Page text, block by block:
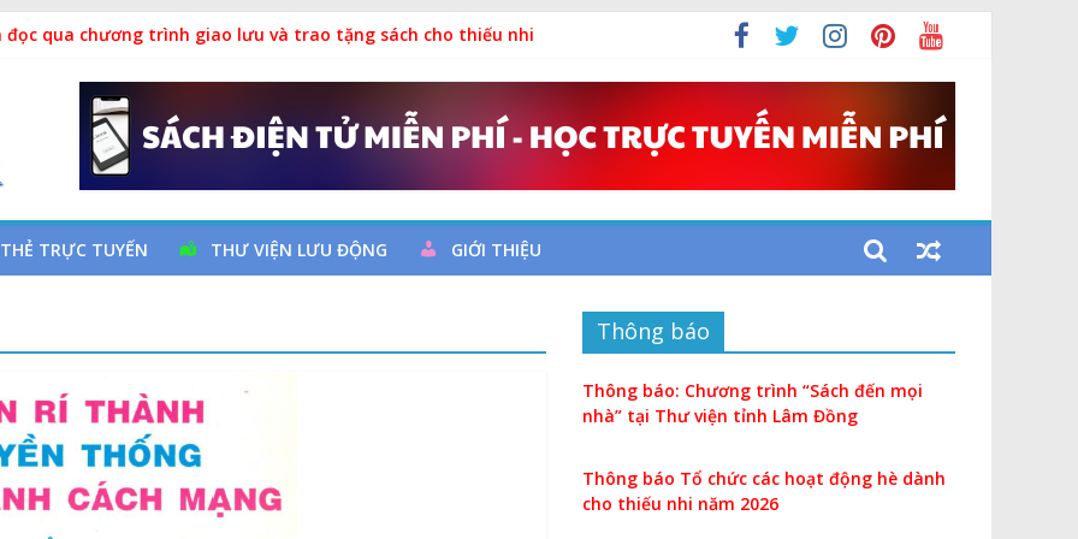
đọc qua chương trình giao lưu và trao tặng sách cho thiếu nhi
cơ đột quỵ não và dự phòng
TRỰC TUYẾN THƯ VIỆN LƯU ĐỘNG GIỚI THIỆU
Thông báo
Thông báo: Chương trình “Sách đến mọi
nhà” tại Thư viện tỉnh Lâm Đồng
Thông báo Tổ chức các hoạt động hè dành
cho thiếu nhi năm 2026